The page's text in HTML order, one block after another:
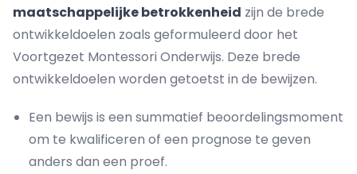
maatschappelijke betrokkenheid zijn de brede
ontwikkeldoelen zoals geformuleerd door het
Voortgezet Montessori Onderwijs. Deze brede
ontwikkeldoelen worden getoetst in de bewijzen.
Een bewijs is een summatief beoordelingsmoment
om te kwalificeren of een prognose te geven
anders dan een proef.